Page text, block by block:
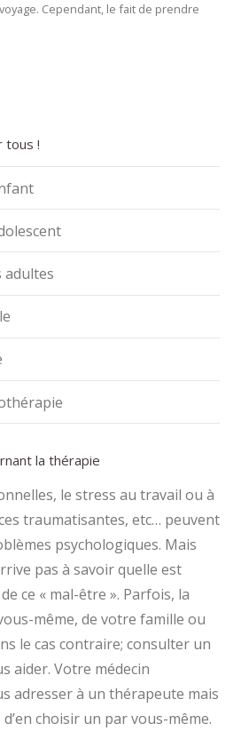
Cependant, le fait de prendre
tous !
adultes
la thérapie
le stress au travail ou à
traumatisantes, etc… peuvent
psychologiques. Mais
pas à savoir quelle est
ce « mal-être ». Parfois, la
même, de votre famille ou
le cas contraire; consulter un
aider. Votre médecin
adresser à un thérapeute mais
choisir un par vous-même.